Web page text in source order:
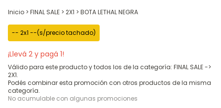
Inicio > FINAL SALE > 2X1 > BOTA LETHAL NEGRA
-- 2x1 --(s/precio tachado)
¡Llevá 2 y pagá 1!
Válido para este producto y todos los de la categoría: FINAL SALE ->
2X1.
Podés combinar esta promoción con otros productos de la misma
categoría.
No acumulable con algunas promociones